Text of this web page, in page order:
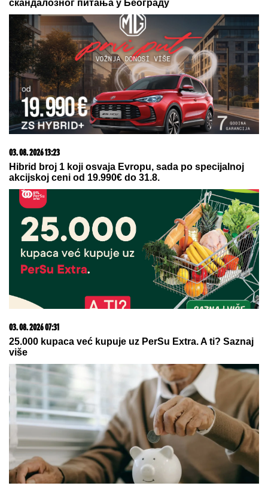
"PROBUDILI SMO SE I NAŠLI ROŠTILJ, NE ZNAM
ŠTA SU RADILI..."Šokirana komšinica iz Borče za
"Blic" nakon što je nađeno telo mladića (28):
Potresni prizori sa lica mesta (FOTO, VIDEO)